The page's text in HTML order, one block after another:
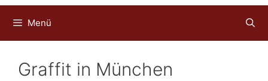
Menü
Graffit in München